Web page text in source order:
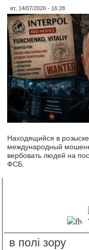
вт, 14/07/2026 - 16:28
Находящийся в
международный
вербовать людей на
ФСБ.
в полі зору